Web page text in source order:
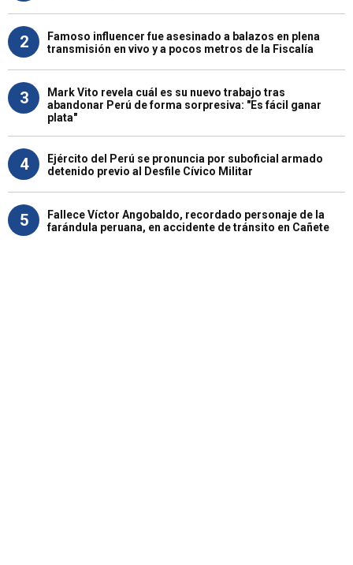
2
Famoso influencer fue asesinado a balazos en plena
transmisión en vivo y a pocos metros de la Fiscalía
3
Mark Vito revela cuál es su nuevo trabajo tras
abandonar Perú de forma sorpresiva: "Es fácil ganar
plata"
4
Ejército del Perú se pronuncia por suboficial armado
detenido previo al Desfile Cívico Militar
5
Fallece Víctor Angobaldo, recordado personaje de la
farándula peruana, en accidente de tránsito en Cañete